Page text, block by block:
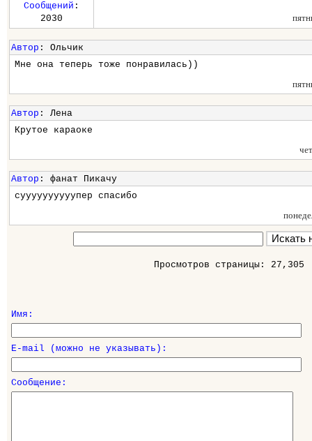
Сообщений :
2030
Автор : Ольчик
Мне она теперь тоже понравилась))
Автор : Лена
Крутое караоке
Автор : фанат Пикачу
суууууууууупер спасибо
Просмотров страницы: 27,305
Имя:
E-mail (можно не указывать):
Сообщение: